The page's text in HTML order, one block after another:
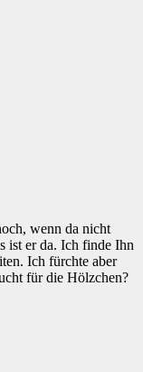
wenn da nicht
ist er da. Ich finde Ihn
Ich fürchte aber
für die Hölzchen?